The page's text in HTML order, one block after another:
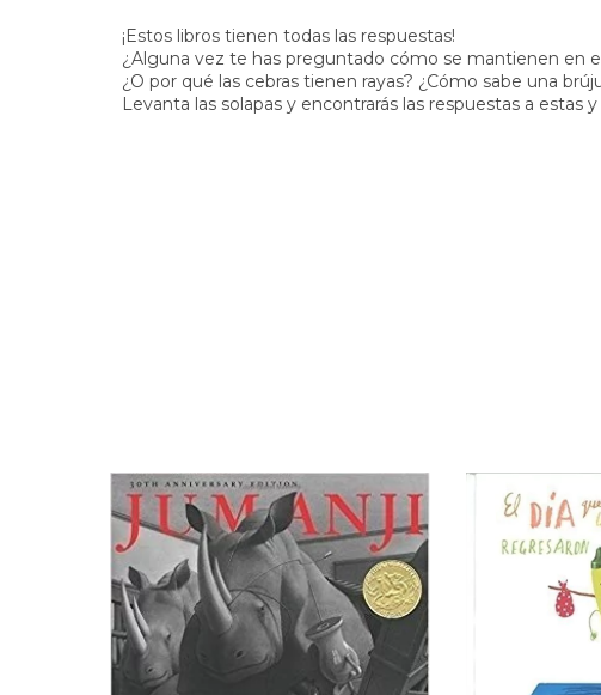
¡Estos libros tienen todas las respuestas!
¿Alguna vez te has preguntado cómo se mantienen en
¿O por qué las cebras tienen rayas? ¿Cómo sabe una
Levanta las solapas y encontrarás las respuestas a estas